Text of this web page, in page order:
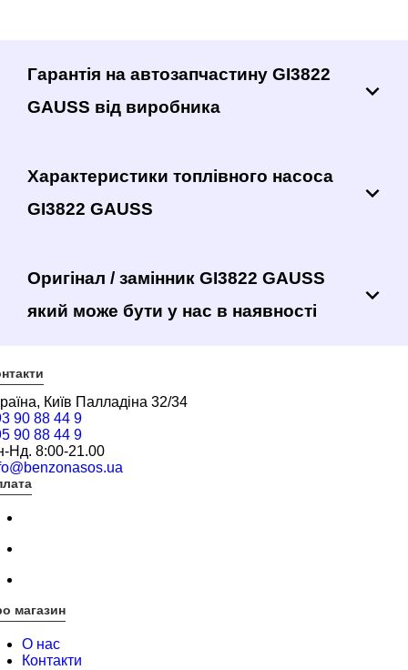
Гарантія на автозапчастину GI3822
GAUSS від виробника
Характеристики топлівного насоса
GI3822 GAUSS
Оригінал / замінник GI3822 GAUSS
який може бути у нас в наявності
Київ Палладіна 32/34
90 88 44 9
90 88 44 9
Нд. 8:00-21.00
магазин
О нас
Контакти